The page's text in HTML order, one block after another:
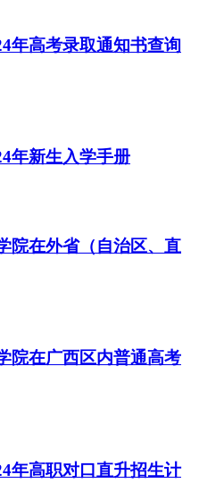
年高考录取通知书查询
年新生入学手册
院在外省（自治区、直
院在广西区内普通高考
年高职对口直升招生计